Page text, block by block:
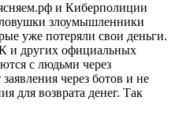
и Киберполиции
злоумышленники
уже потеряли свои деньги.
других официальных
с людьми через
через ботов и не
для возврата денег. Так